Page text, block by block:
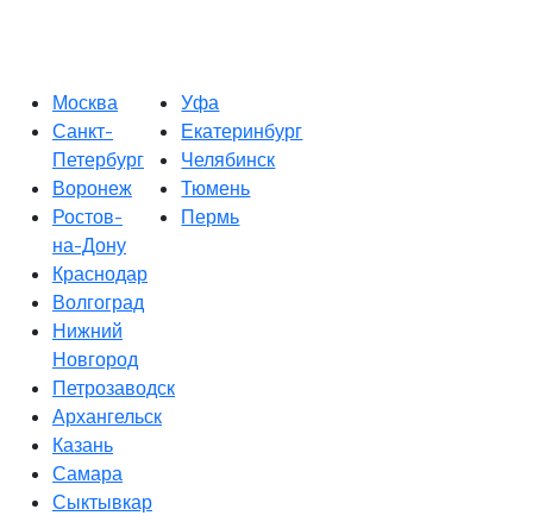
Москва
Санкт-
Петербург
Воронеж
Ростов-
на-Дону
Краснодар
Волгоград
Нижний
Новгород
Петрозаводск
Архангельск
Казань
Самара
Сыктывкар
Уфа
Екатеринбург
Челябинск
Тюмень
Пермь